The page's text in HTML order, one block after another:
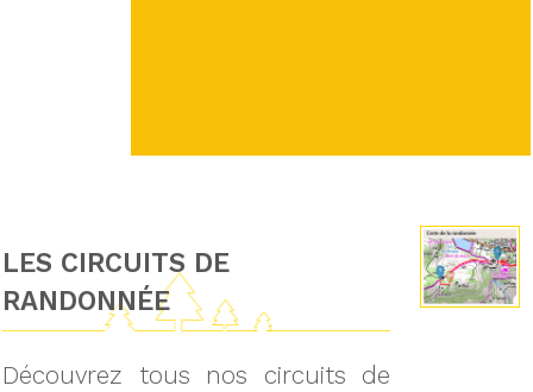
LES CIRCUITS DE
RANDONNÉE
Découvrez tous nos circuits de